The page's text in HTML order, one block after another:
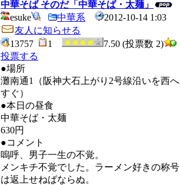
中華そば そのだ「中華そば・太麺」
esuke
中華系
2012-10-14 1:03
友人に知らせる
13757
1
7.50 (投票数 2)
投票する
●場所
灘南通1（阪神大石上がり2号線沿いを西へ
すぐ）
●本日の昼食
中華そば・太麺
630円
●コメント
嗚呼、男子一生の不覚。
メンキチ不覚でした。ラーメン好きの称号
は返上せねばならぬ。